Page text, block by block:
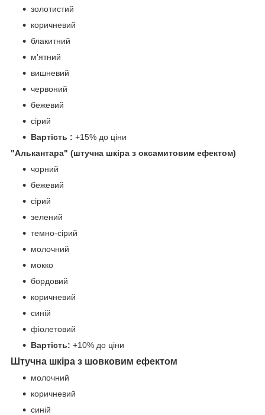
золотистий
коричневий
блакитний
м'ятний
вишневий
червоний
бежевий
сірий
Вартість : +15% до ціни
"Алькантара" (штучна шкіра з оксамитовим ефектом)
чорний
бежевий
сірий
зелений
темно-сірий
молочний
мокко
бордовий
коричневий
синій
фіолетовий
Вартість: +10% до ціни
Штучна шкіра з шовковим ефектом
молочний
коричневий
синій